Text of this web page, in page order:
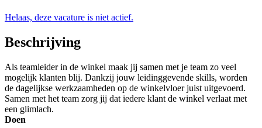
Helaas, deze vacature is niet actief.
Beschrijving
Als teamleider in de winkel maak jij samen met je team zo veel
mogelijk klanten blij. Dankzij jouw leidinggevende skills, worden
de dagelijkse werkzaamheden op de winkelvloer juist uitgevoerd.
Samen met het team zorg jij dat iedere klant de winkel verlaat met
een glimlach.
Doen